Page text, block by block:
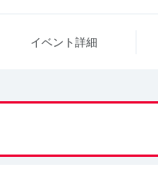
イベント詳細